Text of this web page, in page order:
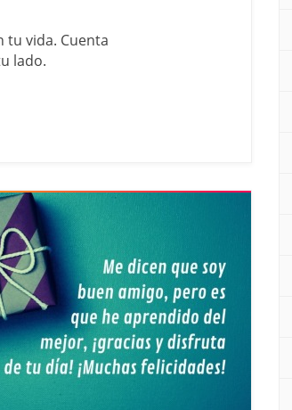
tu vida. Cuenta
lado.